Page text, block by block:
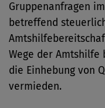
Gruppenanfragen
betreffend
Wege der Amtshilfe
die Einhebung von
vermieden.